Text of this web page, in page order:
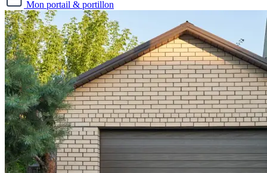
Mon portail & portillon